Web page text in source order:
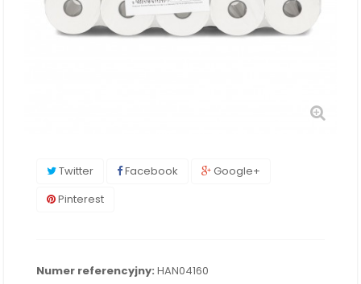
Twitter Facebook
Google+
Pinterest
Numer referencyjny: HAN04160